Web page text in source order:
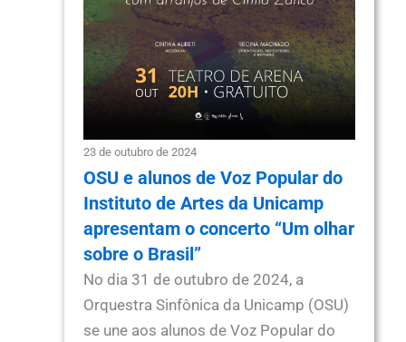
23 de outubro de 2024
OSU e alunos de Voz Popular do
Instituto de Artes da Unicamp
apresentam o concerto “Um olhar
sobre o Brasil”
No dia 31 de outubro de 2024, a
Orquestra Sinfônica da Unicamp (OSU)
se une aos alunos de Voz Popular do